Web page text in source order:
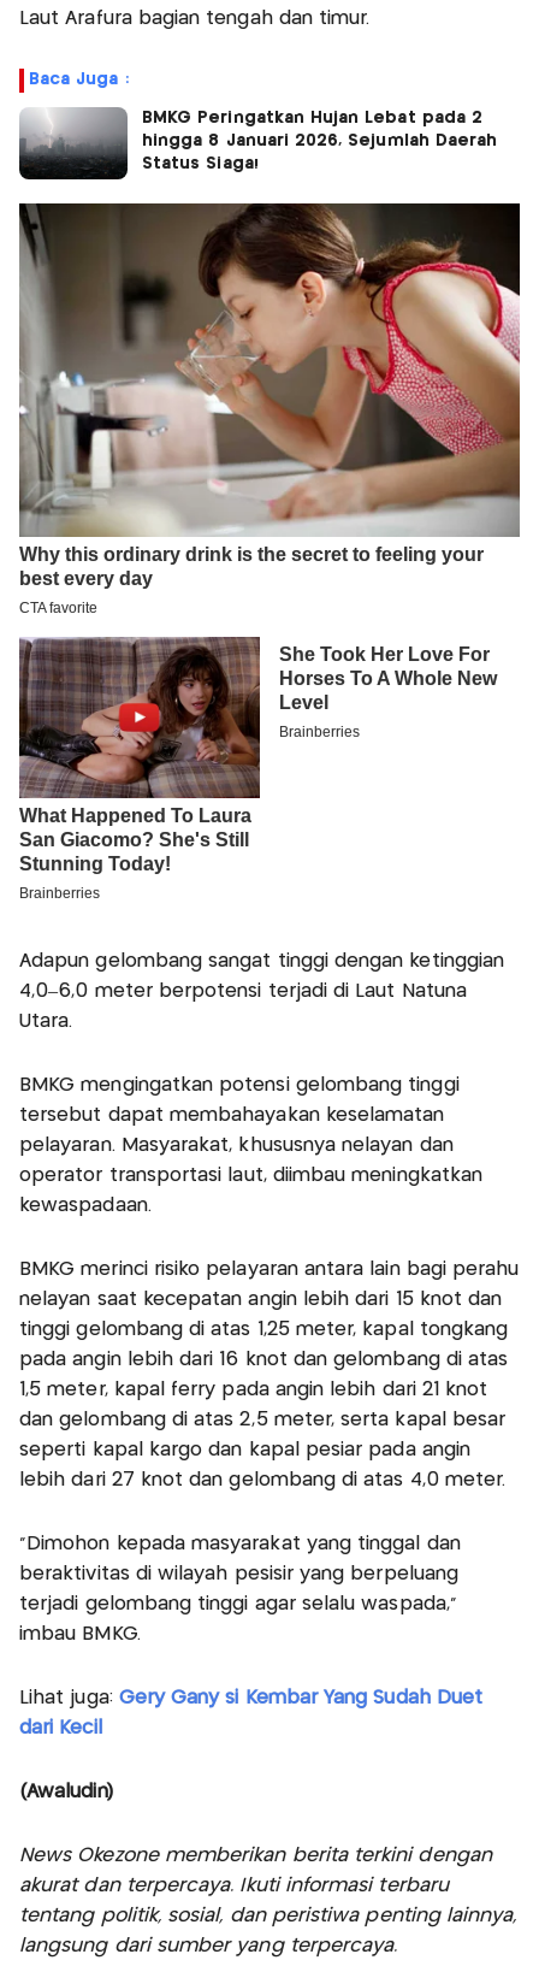
Laut Arafura bagian tengah dan timur.
Baca Juga :
BMKG Peringatkan Hujan Lebat pada 2
hingga 8 Januari 2026, Sejumlah Daerah
Status Siaga!
Adapun gelombang sangat tinggi dengan ketinggian
4,0–6,0 meter berpotensi terjadi di Laut Natuna
Utara.
BMKG mengingatkan potensi gelombang tinggi
tersebut dapat membahayakan keselamatan
pelayaran. Masyarakat, khususnya nelayan dan
operator transportasi laut, diimbau meningkatkan
kewaspadaan.
BMKG merinci risiko pelayaran antara lain bagi perahu
nelayan saat kecepatan angin lebih dari 15 knot dan
tinggi gelombang di atas 1,25 meter, kapal tongkang
pada angin lebih dari 16 knot dan gelombang di atas
1,5 meter, kapal ferry pada angin lebih dari 21 knot
dan gelombang di atas 2,5 meter, serta kapal besar
seperti kapal kargo dan kapal pesiar pada angin
lebih dari 27 knot dan gelombang di atas 4,0 meter.
“Dimohon kepada masyarakat yang tinggal dan
beraktivitas di wilayah pesisir yang berpeluang
terjadi gelombang tinggi agar selalu waspada,”
imbau BMKG.
Lihat juga: Gery Gany si Kembar Yang Sudah Duet
dari Kecil
(Awaludin)
News Okezone memberikan berita terkini dengan
akurat dan terpercaya. Ikuti informasi terbaru
tentang politik, sosial, dan peristiwa penting lainnya,
langsung dari sumber yang terpercaya.